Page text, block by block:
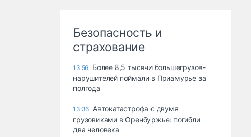
Безопасность и
страхование
13:56 Более 8,5 тысячи большегрузов-
нарушителей поймали в Приамурье за
полгода
13:36 Автокатастрофа с двумя
грузовиками в Оренбуржье: погибли
два человека